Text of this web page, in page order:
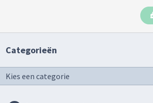
Categorieën
Kies een categorie